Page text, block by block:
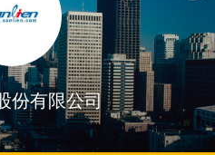
份有限公司